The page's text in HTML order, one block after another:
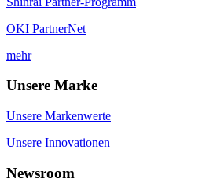
OKI PartnerNet
mehr
Unsere Marke
Unsere Markenwerte
Unsere Innovationen
Newsroom